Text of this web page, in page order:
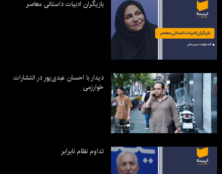
بازیگران ادبیات داستانی معاصر
دیدار با احسان عبدی‌پور در انتشارات
خوارزمی
تداوم نظام نابرابر